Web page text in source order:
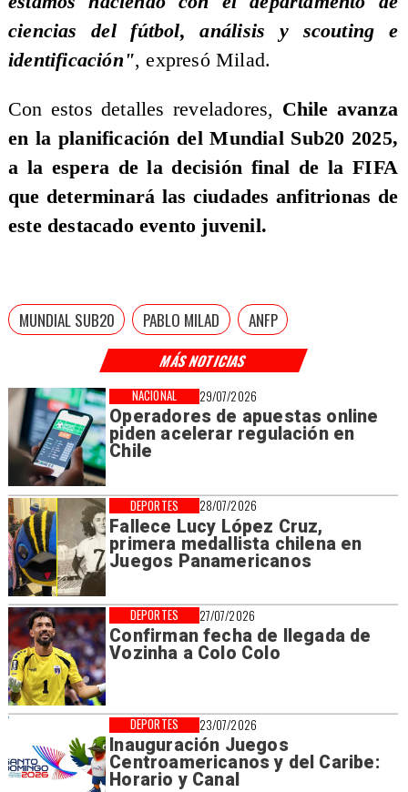
MÁS NOTICIAS
29/07/2026
Operadores de apuestas online
piden acelerar regulación en
Chile
NACIONAL
28/07/2026
Fallece Lucy López Cruz,
primera medallista chilena en
Juegos Panamericanos
DEPORTES
27/07/2026
Confirman fecha de llegada de
Vozinha a Colo Colo
DEPORTES
23/07/2026
Inauguración Juegos
Centroamericanos y del Caribe:
Horario y Canal
DEPORTES
ciencias del fútbol, análisis y scouting e
identificación", expresó Milad.
Con estos detalles reveladores, Chile avanza
en la planificación del Mundial Sub20 2025,
a la espera de la decisión final de la FIFA
que determinará las ciudades anfitrionas de
este destacado evento juvenil.
MUNDIAL SUB20 PABLO MILAD ANFP